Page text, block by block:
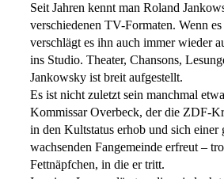
Seit Jahren kennt man Roland
verschiedenen TV-Formaten. Wenn
verschlägt es ihn auch immer wieder
ins Studio. Theater, Chansons,
Jankowsky ist breit aufgestellt.
Es ist nicht zuletzt sein manchmal
Kommissar Overbeck, der die ZDF-
in den Kultstatus erhob und sich einer
wachsenden Fangemeinde erfreut –
Fettnäpfchen, in die er tritt.